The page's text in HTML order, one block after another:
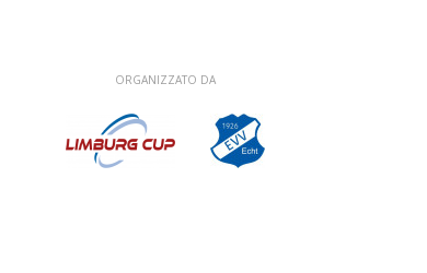
ORGANIZZATO DA